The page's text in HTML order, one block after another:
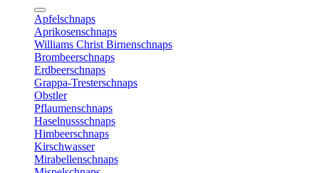
Apfelschnaps
Aprikosenschnaps
Williams Christ Birnenschnaps
Brombeerschnaps
Erdbeerschnaps
Grappa-Tresterschnaps
Obstler
Pflaumenschnaps
Haselnussschnaps
Himbeerschnaps
Kirschwasser
Mirabellenschnaps